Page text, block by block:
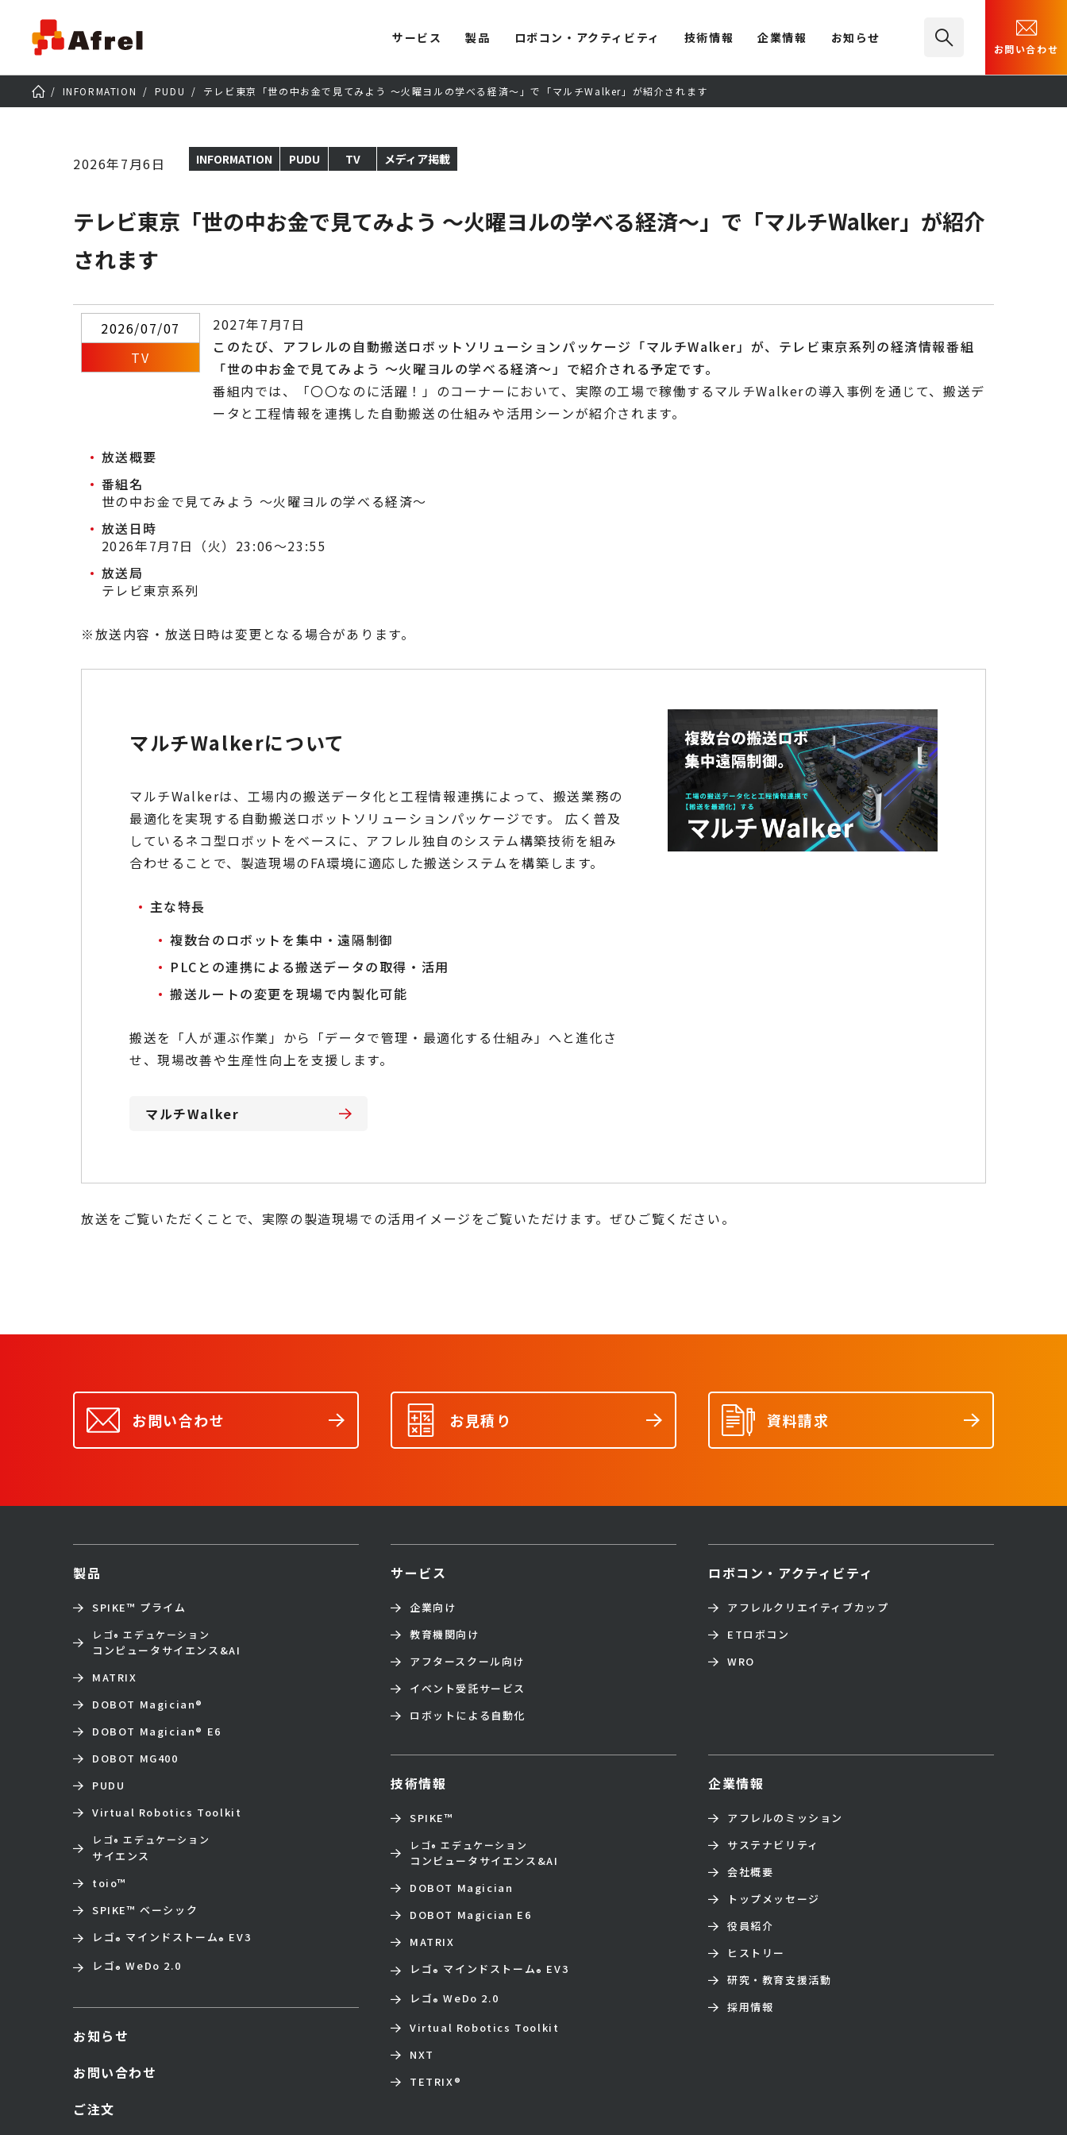
サービス 製品 ロボコン・アクティビティ 技術情報 企業情報 お知らせ
お問い合わせ
INFORMATION PUDU テレビ東京「世の中お金で見てみよう ～火曜ヨルの学べる経済～」で「マルチWalker」が紹介されます
2026年7月6日 INFORMATION PUDU TV メディア掲載
テレビ東京「世の中お金で見てみよう ～火曜ヨルの学べる経済～」で「マルチWalker」が紹介
されます
2026/07/07
TV
2027年7月7日
このたび、アフレルの自動搬送ロボットソリューションパッケージ「マルチWalker」が、テレビ東京系列の経済情報番組
「世の中お金で見てみよう ～火曜ヨルの学べる経済～」で紹介される予定です。
番組内では、「〇〇なのに活躍！」のコーナーにおいて、実際の工場で稼働するマルチWalkerの導入事例を通じて、搬送デ
ータと工程情報を連携した自動搬送の仕組みや活用シーンが紹介されます。
放送概要
番組名
世の中お金で見てみよう ～火曜ヨルの学べる経済～
放送日時
2026年7月7日（火）23:06～23:55
放送局
テレビ東京系列
※放送内容・放送日時は変更となる場合があります。
マルチWalkerについて
マルチWalkerは、工場内の搬送データ化と工程情報連携によって、搬送業務の
最適化を実現する自動搬送ロボットソリューションパッケージです。 広く普及
しているネコ型ロボットをベースに、アフレル独自のシステム構築技術を組み
合わせることで、製造現場のFA環境に適応した搬送システムを構築します。
主な特長
複数台のロボットを集中・遠隔制御
PLCとの連携による搬送データの取得・活用
搬送ルートの変更を現場で内製化可能
搬送を「人が運ぶ作業」から「データで管理・最適化する仕組み」へと進化さ
せ、現場改善や生産性向上を支援します。
マルチWalker
放送をご覧いただくことで、実際の製造現場での活用イメージをご覧いただけます。ぜひご覧ください。
お問い合わせ お見積り 資料請求
サービス
企業向け
教育機関向け
アフタースクール向け
イベント受託サービス
ロボットによる自動化
製品
SPIKE™ プライム
レゴ® エデュケーション
コンピュータサイエンス&AI
MATRIX
DOBOT Magician®
DOBOT Magician® E6
DOBOT MG400
PUDU
Virtual Robotics Toolkit
レゴ® エデュケーション
サイエンス
toio™
SPIKE™ ベーシック
レゴ® マインドストーム® EV3
レゴ® WeDo 2.0
ロボコン・アクティビティ
アフレルクリエイティブカップ
ETロボコン
WRO
技術情報
SPIKE™
レゴ® エデュケーション
コンピュータサイエンス&AI
DOBOT Magician
DOBOT Magician E6
MATRIX
レゴ® マインドストーム® EV3
レゴ® WeDo 2.0
Virtual Robotics Toolkit
NXT
TETRIX®
企業情報
アフレルのミッション
サステナビリティ
会社概要
トップメッセージ
役員紹介
ヒストリー
研究・教育支援活動
採用情報
お知らせ
お問い合わせ
ご注文